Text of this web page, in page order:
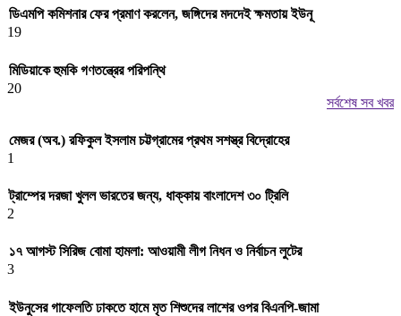
ডিএমপি কমিশনার ফের প্রমাণ করলেন, জঙ্গিদের মদদেই ক্ষমতায় ইউনূ
19
মিডিয়াকে হুমকি গণতন্ত্রের পরিপন্থি
20
সর্বশেষ সব খবর
মেজর (অব.) রফিকুল ইসলাম চট্টগ্রামের প্রথম সশস্ত্র বিদ্রোহের
1
ট্রাম্পের দরজা খুলল ভারতের জন্য, ধাক্কায় বাংলাদেশ ৩০ ট্রিলি
2
১৭ আগস্ট সিরিজ বোমা হামলা: আওয়ামী লীগ নিধন ও নির্বাচন লুটের
3
ইউনুসের গাফেলতি ঢাকতে হামে মৃত শিশুদের লাশের ওপর বিএনপি-জামা